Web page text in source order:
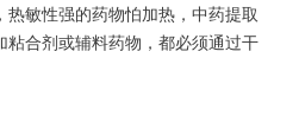
敏性强的药物怕加热，中药提取
粘合剂或辅料药物，都必须通过干